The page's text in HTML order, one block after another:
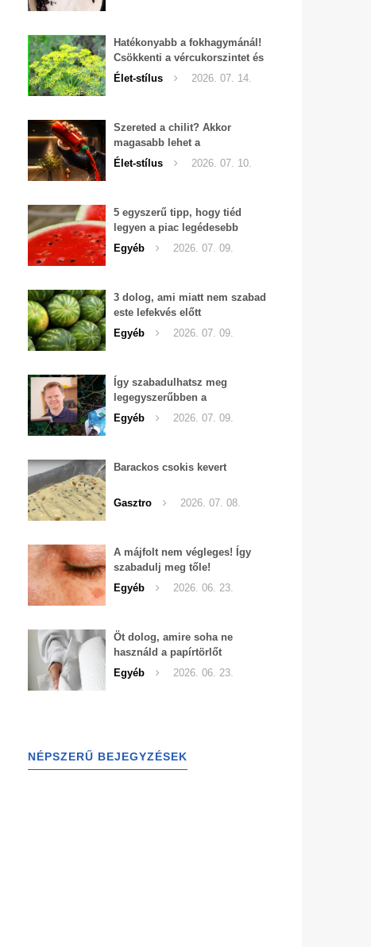
Hatékonyabb a fokhagymánál!
Csökkenti a vércukorszintet és
a magas vérnyomást is!
Élet-stílus 2026. 07. 14.
Szereted a chilit? Akkor
magasabb lehet a
tesztoszteron-szinted
Élet-stílus 2026. 07. 10.
5 egyszerű tipp, hogy tiéd
legyen a piac legédesebb
görögdinnyéje
Egyéb 2026. 07. 09.
3 dolog, ami miatt nem szabad
este lefekvés előtt
görögdinnyét enni
Egyéb 2026. 07. 09.
Így szabadulhatsz meg
legegyszerűbben a
pucércsigáktól
Egyéb 2026. 07. 09.
Barackos csokis kevert
Gasztro 2026. 07. 08.
A májfolt nem végleges! Így
szabadulj meg tőle!
Egyéb
2026. 06. 23.
Öt dolog, amire soha ne
használd a papírtörlőt
Egyéb
2026. 06. 23.
NÉPSZERŰ BEJEGYZÉSEK